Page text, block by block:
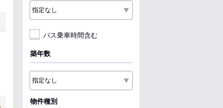
バス乗車時間含む
築年数
物件種別